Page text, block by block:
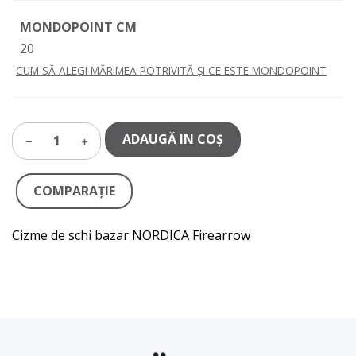
MONDOPOINT CM
20
CUM SĂ ALEGI MĂRIMEA POTRIVITĂ ȘI CE ESTE MONDOPOINT
1 ADAUGĂ IN COŞ
COMPARAŢIE
Cizme de schi bazar NORDICA Firearrow